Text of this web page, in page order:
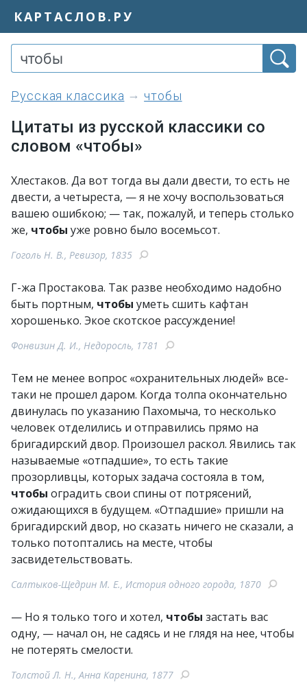
КАРТАСЛОВ.РУ
Русская классика чтобы
Цитаты из русской классики со
словом «чтобы»
Хлестаков. Да вот тогда вы дали двести, то есть не
двести, а четыреста, — я не хочу воспользоваться
вашею ошибкою; — так, пожалуй, и теперь столько
же, чтобы уже ровно было восемьсот.
Гоголь Н. В., Ревизор, 1835
Г-жа Простакова. Так разве необходимо надобно
быть портным, чтобы уметь сшить кафтан
хорошенько. Экое скотское рассуждение!
Фонвизин Д. И., Недоросль, 1781
Тем не менее вопрос «охранительных людей» все-
таки не прошел даром. Когда толпа окончательно
двинулась по указанию Пахомыча, то несколько
человек отделились и отправились прямо на
бригадирский двор. Произошел раскол. Явились так
называемые «отпадшие», то есть такие
прозорливцы, которых задача состояла в том,
чтобы оградить свои спины от потрясений,
ожидающихся в будущем. «Отпадшие» пришли на
бригадирский двор, но сказать ничего не сказали, а
только потоптались на месте, чтобы
засвидетельствовать.
Салтыков-Щедрин М. Е., История одного города, 1870
— Но я только того и хотел, чтобы застать вас
одну, — начал он, не садясь и не глядя на нее, чтобы
не потерять смелости.
Толстой Л. Н., Анна Каренина, 1877